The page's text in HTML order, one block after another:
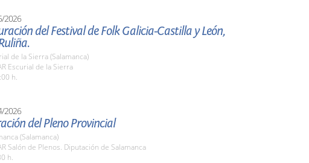
2026
del Festival de Folk Galicia-Castilla y León,
de la Sierra (Salamanca)
Escurial de la Sierra
h.
2026
del Pleno Provincial
(Salamanca)
Salón de Plenos. Diputación de Salamanca
h.